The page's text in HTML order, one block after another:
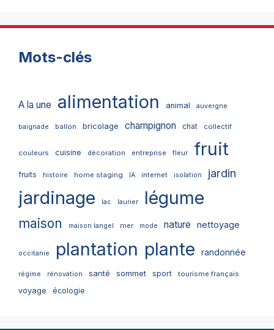
Mots-clés
A la une alimentation animal auvergne
baignade ballon bricolage champignon chat collectif
couleurs cuisine décoration entreprise fleur fruit
fruits histoire home staging IA internet isolation jardin
jardinage lac laurier légume
maison maison langel mer mode nature nettoyage
occitanie plantation plante randonnée
régime rénovation santé sommet sport tourisme français
voyage écologie